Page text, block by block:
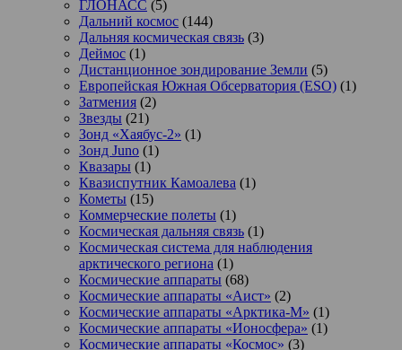
ГЛОНАСС (5)
Дальний космос (144)
Дальняя космическая связь (3)
Деймос (1)
Дистанционное зондирование Земли (5)
Европейская Южная Обсерватория (ESO) (1)
Затмения (2)
Звезды (21)
Зонд «Хаябус-2» (1)
Зонд Juno (1)
Квазары (1)
Квазиспутник Камоалева (1)
Кометы (15)
Коммерческие полеты (1)
Космическая дальняя связь (1)
Космическая система для наблюдения
арктического региона (1)
Космические аппараты (68)
Космические аппараты «Аист» (2)
Космические аппараты «Арктика-М» (1)
Космические аппараты «Ионосфера» (1)
Космические аппараты «Космос» (3)